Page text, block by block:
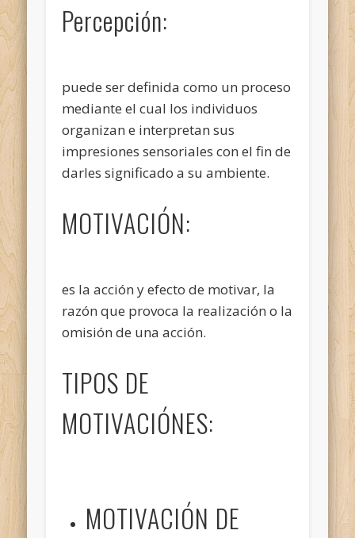
Percepción:
puede ser definida como un proceso
mediante el cual los individuos
organizan e interpretan sus
impresiones sensoriales con el fin de
darles significado a su ambiente.
MOTIVACIÓN:
es la acción y efecto de motivar, la
razón que provoca la realización o la
omisión de una acción.
TIPOS DE
MOTIVACIÓNES:
MOTIVACIÓN DE